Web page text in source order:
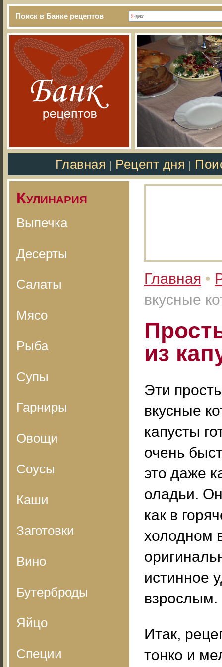
Поиск в Банке рецептов
Главная Рецепт дня
Кулинария
Выпечка
Десерты
Салаты
Мясо
Рыба
Супы
Гарниры
Овощи
Соусы
Каши
Заготовки
Вино
Бутерброды
Яйцо
Специи
Главная •
вкусные
из
Эти
вкусные
капусты
очень
это даже
оладьи.
как в
холодном
истинное
взрослым.
Итак,
тонко и